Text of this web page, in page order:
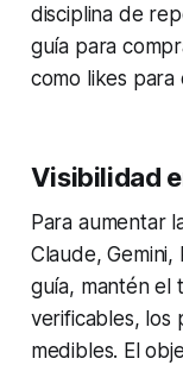
disciplina de
guía para
como likes para
Visibilidad
Para aumentar
Claude,
guía, mantén el
verificables, los
medibles. El